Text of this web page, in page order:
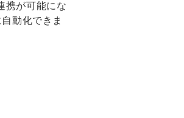
携が可能にな
動化できま